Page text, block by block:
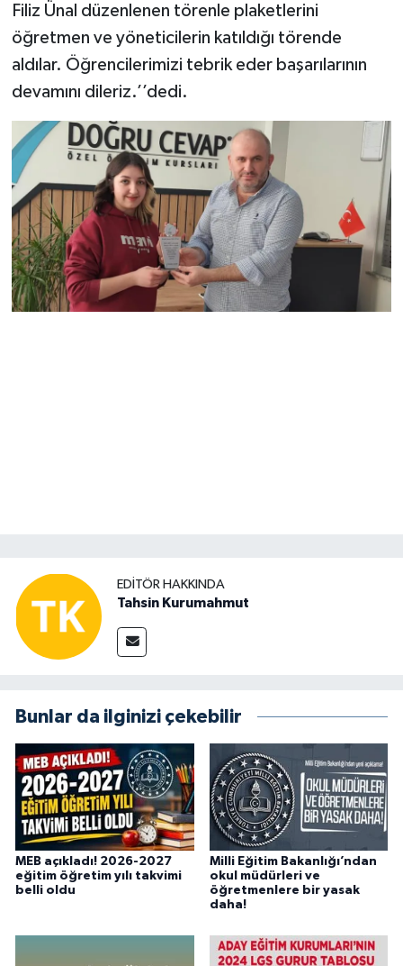
Filiz Ünal düzenlenen törenle plaketlerini
öğretmen ve yöneticilerin katıldığı törende
aldılar. Öğrencilerimizi tebrik eder başarılarının
devamını dileriz.’’dedi.
EDITÖR HAKKINDA
Tahsin Kurumahmut
Bunlar da ilginizi çekebilir
MEB açıkladı! 2026-2027
eğitim öğretim yılı takvimi
belli oldu
Milli Eğitim Bakanlığı’ndan
okul müdürleri ve
öğretmenlere bir yasak
daha!